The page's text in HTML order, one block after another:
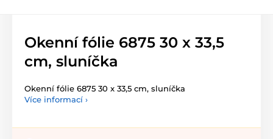
Okenní fólie 6875 30 x 33,5
cm, sluníčka
Okenní fólie 6875 30 x 33,5 cm, sluníčka
Více informací ›